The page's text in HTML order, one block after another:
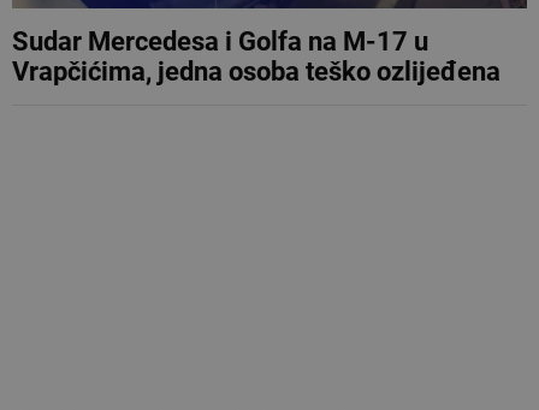
Sudar Mercedesa i Golfa na M-17 u
Vrapčićima, jedna osoba teško ozlijeđena